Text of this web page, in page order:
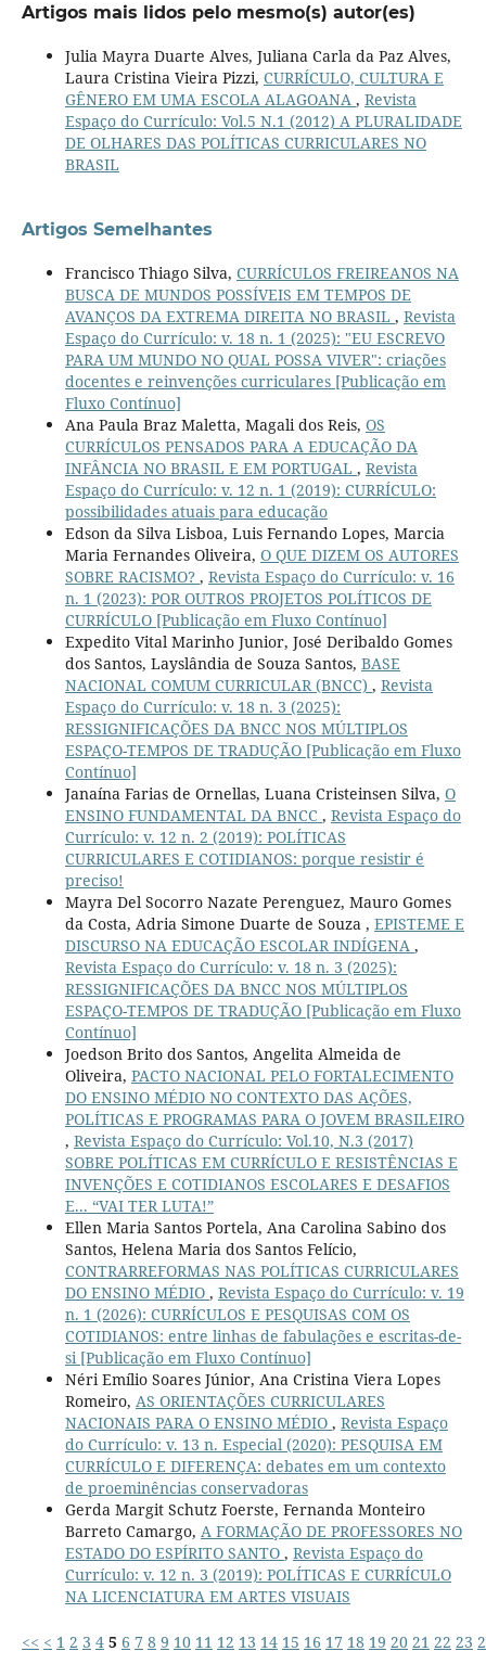
Artigos mais lidos pelo mesmo(s) autor(es)
Julia Mayra Duarte Alves, Juliana Carla da Paz Alves,
Laura Cristina Vieira Pizzi, CURRÍCULO, CULTURA E
GÊNERO EM UMA ESCOLA ALAGOANA , Revista
Espaço do Currículo: Vol.5 N.1 (2012) A PLURALIDADE
DE OLHARES DAS POLÍTICAS CURRICULARES NO
BRASIL
Artigos Semelhantes
Francisco Thiago Silva, CURRÍCULOS FREIREANOS NA
BUSCA DE MUNDOS POSSÍVEIS EM TEMPOS DE
AVANÇOS DA EXTREMA DIREITA NO BRASIL , Revista
Espaço do Currículo: v. 18 n. 1 (2025): "EU ESCREVO
PARA UM MUNDO NO QUAL POSSA VIVER": criações
docentes e reinvenções curriculares [Publicação em
Fluxo Contínuo]
Ana Paula Braz Maletta, Magali dos Reis, OS
CURRÍCULOS PENSADOS PARA A EDUCAÇÃO DA
INFÂNCIA NO BRASIL E EM PORTUGAL , Revista
Espaço do Currículo: v. 12 n. 1 (2019): CURRÍCULO:
possibilidades atuais para educação
Edson da Silva Lisboa, Luis Fernando Lopes, Marcia
Maria Fernandes Oliveira, O QUE DIZEM OS AUTORES
SOBRE RACISMO? , Revista Espaço do Currículo: v. 16
n. 1 (2023): POR OUTROS PROJETOS POLÍTICOS DE
CURRÍCULO [Publicação em Fluxo Contínuo]
Expedito Vital Marinho Junior, José Deribaldo Gomes
dos Santos, Layslândia de Souza Santos, BASE
NACIONAL COMUM CURRICULAR (BNCC) , Revista
Espaço do Currículo: v. 18 n. 3 (2025):
RESSIGNIFICAÇÕES DA BNCC NOS MÚLTIPLOS
ESPAÇO-TEMPOS DE TRADUÇÃO [Publicação em Fluxo
Contínuo]
Janaína Farias de Ornellas, Luana Cristeinsen Silva, O
ENSINO FUNDAMENTAL DA BNCC , Revista Espaço do
Currículo: v. 12 n. 2 (2019): POLÍTICAS
CURRICULARES E COTIDIANOS: porque resistir é
preciso!
Mayra Del Socorro Nazate Perenguez, Mauro Gomes
da Costa, Adria Simone Duarte de Souza , EPISTEME E
DISCURSO NA EDUCAÇÃO ESCOLAR INDÍGENA ,
Revista Espaço do Currículo: v. 18 n. 3 (2025):
RESSIGNIFICAÇÕES DA BNCC NOS MÚLTIPLOS
ESPAÇO-TEMPOS DE TRADUÇÃO [Publicação em Fluxo
Contínuo]
Joedson Brito dos Santos, Angelita Almeida de
Oliveira, PACTO NACIONAL PELO FORTALECIMENTO
DO ENSINO MÉDIO NO CONTEXTO DAS AÇÕES,
POLÍTICAS E PROGRAMAS PARA O JOVEM BRASILEIRO
, Revista Espaço do Currículo: Vol.10, N.3 (2017)
SOBRE POLÍTICAS EM CURRÍCULO E RESISTÊNCIAS E
INVENÇÕES E COTIDIANOS ESCOLARES E DESAFIOS
E... “VAI TER LUTA!”
Ellen Maria Santos Portela, Ana Carolina Sabino dos
Santos, Helena Maria dos Santos Felício,
CONTRARREFORMAS NAS POLÍTICAS CURRICULARES
DO ENSINO MÉDIO , Revista Espaço do Currículo: v. 19
n. 1 (2026): CURRÍCULOS E PESQUISAS COM OS
COTIDIANOS: entre linhas de fabulações e escritas-de-
si [Publicação em Fluxo Contínuo]
Néri Emílio Soares Júnior, Ana Cristina Viera Lopes
Romeiro, AS ORIENTAÇÕES CURRICULARES
NACIONAIS PARA O ENSINO MÉDIO , Revista Espaço
do Currículo: v. 13 n. Especial (2020): PESQUISA EM
CURRÍCULO E DIFERENÇA: debates em um contexto
de proeminências conservadoras
Gerda Margit Schutz Foerste, Fernanda Monteiro
Barreto Camargo, A FORMAÇÃO DE PROFESSORES NO
ESTADO DO ESPÍRITO SANTO , Revista Espaço do
Currículo: v. 12 n. 3 (2019): POLÍTICAS E CURRÍCULO
NA LICENCIATURA EM ARTES VISUAIS
<< < 1 2 3 4 5 6 7 8 9 10 11 12 13 14 15 16 17 18 19 20 21 22 23